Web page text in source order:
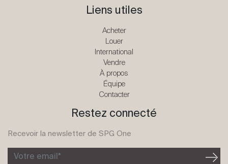
Liens utiles
Acheter
Louer
International
Vendre
À propos
Équipe
Contacter
Restez connecté
Recevoir la newsletter de SPG One
Votre email*